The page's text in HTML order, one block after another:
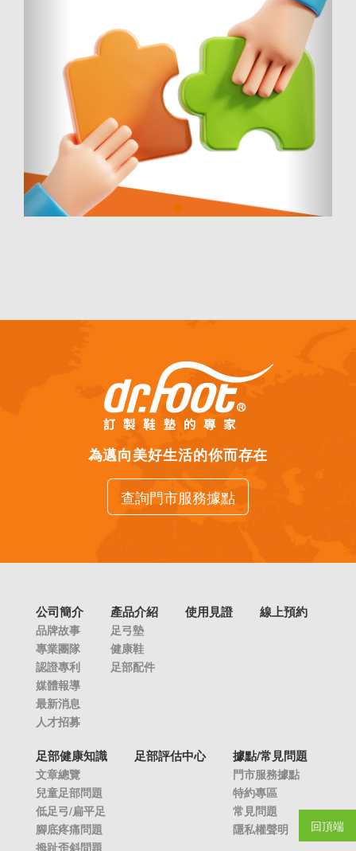
回頂端
為邁向美好生活的你而存在
查詢門市服務據點
公司簡介
品牌故事
專業團隊
認證專利
媒體報導
最新消息
人才招募
產品介紹
足弓墊
健康鞋
足部配件
使用見證 線上預約
足部健康知識
文章總覽
兒童足部問題
低足弓/扁平足
腳底疼痛問題
拇趾歪斜問題
足部評估中心 據點/常見問題
門市服務據點
特約專區
常見問題
隱私權聲明